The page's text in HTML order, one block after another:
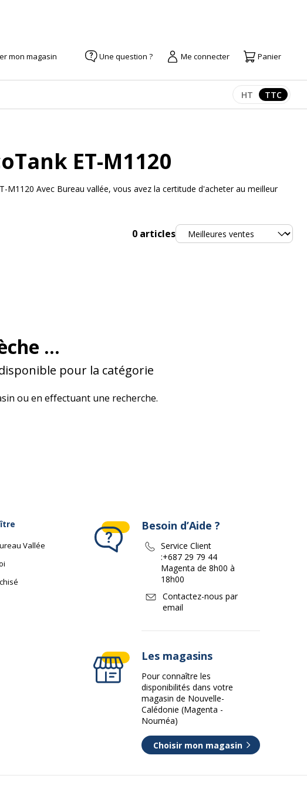
mon magasin Une question ? Me connecter Panier
Afficher les
HT TTC
ET-M1120
Avec Bureau vallée, vous avez la certitude d'acheter au meilleur
0 articlesTrier
...
pour la catégorie
ou en effectuant une recherche.
Vallée
Besoin d’Aide ?
Service Client
:+687 29 79 44
Magenta de 8h00 à
18h00
Contactez-nous par
email
Les magasins
Pour connaître les
disponibilités dans votre
magasin de Nouvelle-
Calédonie (Magenta -
Nouméa)
Choisir mon magasin